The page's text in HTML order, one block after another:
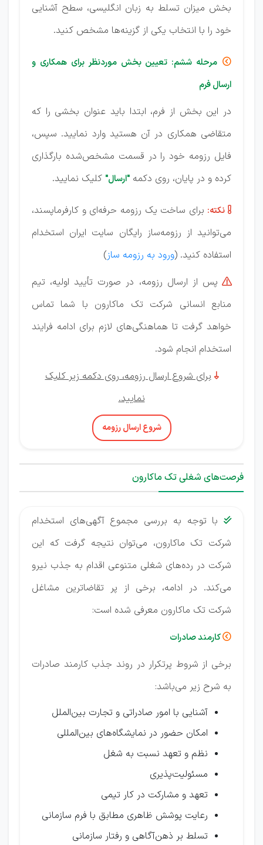
بخش میزان تسلط به زبان انگلیسی، سطح آشنایی
خود را با انتخاب یکی از گزینه‌ها مشخص کنید.
 مرحله ششم: تعیین بخش موردنظر برای همکاری و
ارسال فرم
در این بخش از فرم، ابتدا باید عنوان بخشی را که
متقاضی همکاری در آن هستید وارد نمایید. سپس،
فایل رزومه خود را در قسمت مشخص‌شده بارگذاری
کرده و در پایان، روی دکمه "ارسال" کلیک نمایید.
 نکته: برای ساخت یک رزومه حرفه‌ای و کارفرماپسند،
می‌توانید از رزومه‌ساز رایگان سایت ایران استخدام
استفاده کنید. (ورود به رزومه ساز)
 پس از ارسال رزومه، در صورت تأیید اولیه، تیم
منابع انسانی شرکت تک ماکارون با شما تماس
خواهد گرفت تا هماهنگی‌های لازم برای ادامه فرایند
استخدام انجام شود.
 برای شروع ارسال رزومه، روی دکمه زیر کلیک
نمایید.
شروع ارسال رزومه
فرصت‌های شغلی تک ماکارون

با توجه به بررسی مجموع آگهی‌های استخدام
شرکت تک ماکارون، می‌توان نتیجه گرفت که این
شرکت در رده‌های شغلی متنوعی اقدام به جذب نیرو
می‌کند. در ادامه، برخی از پر تقاضاترین مشاغل
شرکت تک ماکارون معرفی شده است:
 کارمند صادرات
برخی از شروط پرتکرار در روند جذب کارمند صادرات
به شرح زیر می‌باشد:
آشنایی با امور صادراتی و تجارت بین‌الملل
امکان حضور در نمایشگاه‌های بین‌المللی
نظم و تعهد نسبت به شغل
مسئولیت‌پذیری
تعهد و مشارکت در کار تیمی
رعایت پوشش ظاهری مطابق با فرم سازمانی
تسلط بر ذهن‌آگاهی و رفتار سازمانی